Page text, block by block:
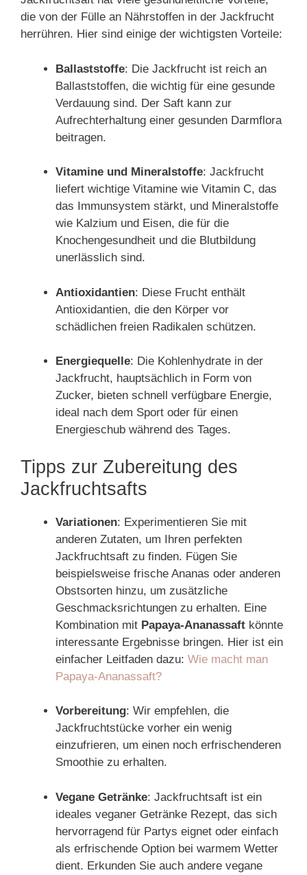
die von der Fülle an Nährstoffen in der Jackfrucht
herrühren. Hier sind einige der wichtigsten Vorteile:
Ballaststoffe: Die Jackfrucht ist reich an
Ballaststoffen, die wichtig für eine gesunde
Verdauung sind. Der Saft kann zur
Aufrechterhaltung einer gesunden Darmflora
beitragen.
Vitamine und Mineralstoffe: Jackfrucht
liefert wichtige Vitamine wie Vitamin C, das
das Immunsystem stärkt, und Mineralstoffe
wie Kalzium und Eisen, die für die
Knochengesundheit und die Blutbildung
unerlässlich sind.
Antioxidantien: Diese Frucht enthält
Antioxidantien, die den Körper vor
schädlichen freien Radikalen schützen.
Energiequelle: Die Kohlenhydrate in der
Jackfrucht, hauptsächlich in Form von
Zucker, bieten schnell verfügbare Energie,
ideal nach dem Sport oder für einen
Energieschub während des Tages.
Tipps zur Zubereitung des
Jackfruchtsafts
Variationen: Experimentieren Sie mit
anderen Zutaten, um Ihren perfekten
Jackfruchtsaft zu finden. Fügen Sie
beispielsweise frische Ananas oder anderen
Obstsorten hinzu, um zusätzliche
Geschmacksrichtungen zu erhalten. Eine
Kombination mit Papaya-Ananassaft könnte
interessante Ergebnisse bringen. Hier ist ein
einfacher Leitfaden dazu: Wie macht man
Papaya-Ananassaft?
Vorbereitung: Wir empfehlen, die
Jackfruchtstücke vorher ein wenig
einzufrieren, um einen noch erfrischenderen
Smoothie zu erhalten.
Vegane Getränke: Jackfruchtsaft ist ein
ideales veganer Getränke Rezept, das sich
hervorragend für Partys eignet oder einfach
als erfrischende Option bei warmem Wetter
dient. Erkunden Sie auch andere vegane